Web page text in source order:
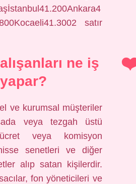
satır
ne iş
yapar?
ve kurumsal müşteriler
veya tezgah üstü
veya komisyon
hisse senetleri ve diğer
alıp satan kişilerdir.
fon yöneticileri ve